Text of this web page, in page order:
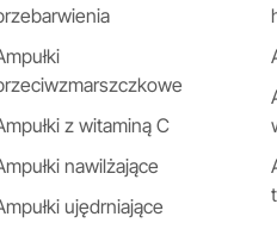
z witaminą C
nawilżające
ujędrniające